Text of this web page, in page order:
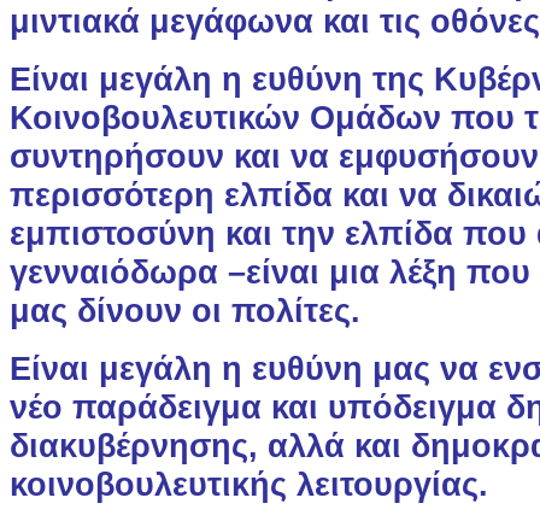
μιντιακά μεγάφωνα και τις
Είναι μεγάλη η ευθύνη της
Κοινοβουλευτικών Ομάδων που
συντηρήσουν και να
περισσότερη ελπίδα και να
εμπιστοσύνη και την ελπίδα
γενναιόδωρα –είναι μια λέξη που
μας δίνουν οι πολίτες.
Είναι μεγάλη η ευθύνη μας να
νέο παράδειγμα και υπόδειγμα
διακυβέρνησης, αλλά και
κοινοβουλευτικής λειτουργίας.